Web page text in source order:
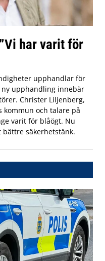
har varit för
upphandlar för
upphandling innebär
Christer Liljenberg,
kommun och talare på
varit för blåögt. Nu
bättre säkerhetstänk.